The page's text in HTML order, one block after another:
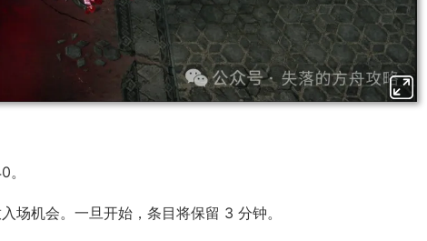
场机会。一旦开始，条目将保留 3 分钟。
爆开启